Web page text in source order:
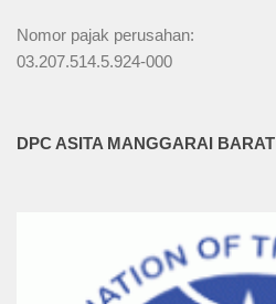
Nomor pajak perusahan:
03.207.514.5.924-000
DPC ASITA MANGGARAI BARAT